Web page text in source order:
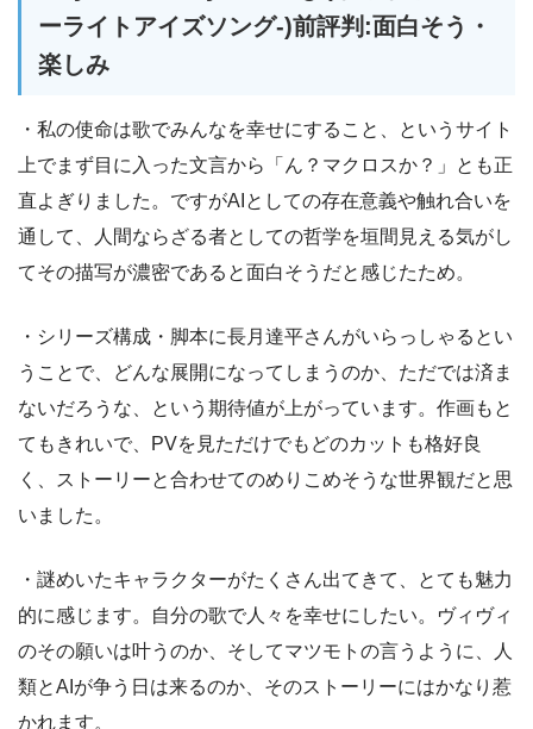
ーライトアイズソング-)前評判:面白そう・
楽しみ
・私の使命は歌でみんなを幸せにすること、というサイト
上でまず目に入った文言から「ん？マクロスか？」とも正
直よぎりました。ですがAIとしての存在意義や触れ合いを
通して、人間ならざる者としての哲学を垣間見える気がし
てその描写が濃密であると面白そうだと感じたため。
・シリーズ構成・脚本に長月達平さんがいらっしゃるとい
うことで、どんな展開になってしまうのか、ただでは済ま
ないだろうな、という期待値が上がっています。作画もと
てもきれいで、PVを見ただけでもどのカットも格好良
く、ストーリーと合わせてのめりこめそうな世界観だと思
いました。
・謎めいたキャラクターがたくさん出てきて、とても魅力
的に感じます。自分の歌で人々を幸せにしたい。ヴィヴィ
のその願いは叶うのか、そしてマツモトの言うように、人
類とAIが争う日は来るのか、そのストーリーにはかなり惹
かれます。